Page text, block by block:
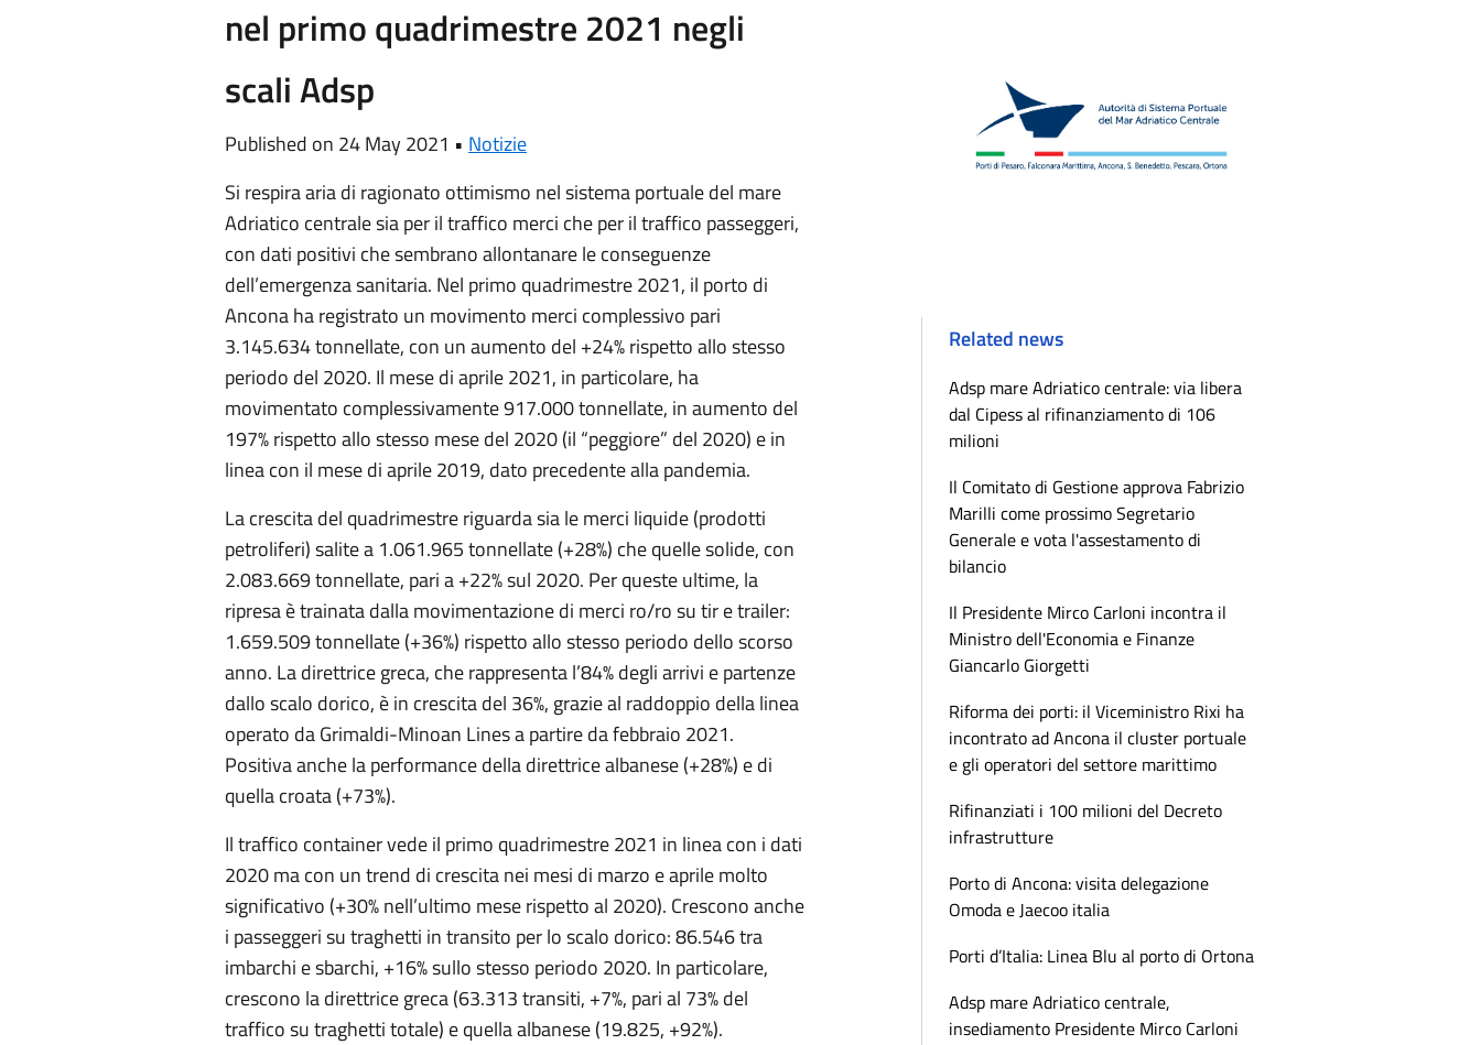
nel primo quadrimestre 2021 negli
scali Adsp
Published on 24 May 2021 • Notizie
Si respira aria di ragionato ottimismo nel sistema portuale del mare
Adriatico centrale sia per il traffico merci che per il traffico passeggeri,
con dati positivi che sembrano allontanare le conseguenze
dell’emergenza sanitaria. Nel primo quadrimestre 2021, il porto di
Ancona ha registrato un movimento merci complessivo pari
3.145.634 tonnellate, con un aumento del +24% rispetto allo stesso
periodo del 2020. Il mese di aprile 2021, in particolare, ha
movimentato complessivamente 917.000 tonnellate, in aumento del
197% rispetto allo stesso mese del 2020 (il “peggiore” del 2020) e in
linea con il mese di aprile 2019, dato precedente alla pandemia.
La crescita del quadrimestre riguarda sia le merci liquide (prodotti
petroliferi) salite a 1.061.965 tonnellate (+28%) che quelle solide, con
2.083.669 tonnellate, pari a +22% sul 2020. Per queste ultime, la
ripresa è trainata dalla movimentazione di merci ro/ro su tir e trailer:
1.659.509 tonnellate (+36%) rispetto allo stesso periodo dello scorso
anno. La direttrice greca, che rappresenta l’84% degli arrivi e partenze
dallo scalo dorico, è in crescita del 36%, grazie al raddoppio della linea
operato da Grimaldi-Minoan Lines a partire da febbraio 2021.
Positiva anche la performance della direttrice albanese (+28%) e di
quella croata (+73%).
Il traffico container vede il primo quadrimestre 2021 in linea con i dati
2020 ma con un trend di crescita nei mesi di marzo e aprile molto
significativo (+30% nell’ultimo mese rispetto al 2020). Crescono anche
i passeggeri su traghetti in transito per lo scalo dorico: 86.546 tra
imbarchi e sbarchi, +16% sullo stesso periodo 2020. In particolare,
crescono la direttrice greca (63.313 transiti, +7%, pari al 73% del
traffico su traghetti totale) e quella albanese (19.825, +92%).
Related news
Adsp mare Adriatico centrale: via libera
dal Cipess al rifinanziamento di 106
milioni
Il Comitato di Gestione approva Fabrizio
Marilli come prossimo Segretario
Generale e vota l'assestamento di
bilancio
Il Presidente Mirco Carloni incontra il
Ministro dell'Economia e Finanze
Giancarlo Giorgetti
Riforma dei porti: il Viceministro Rixi ha
incontrato ad Ancona il cluster portuale
e gli operatori del settore marittimo
Rifinanziati i 100 milioni del Decreto
infrastrutture
Porto di Ancona: visita delegazione
Omoda e Jaecoo italia
Porti d’Italia: Linea Blu al porto di Ortona
Adsp mare Adriatico centrale,
insediamento Presidente Mirco Carloni